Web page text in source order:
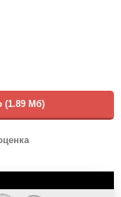
(1.89 Мб)